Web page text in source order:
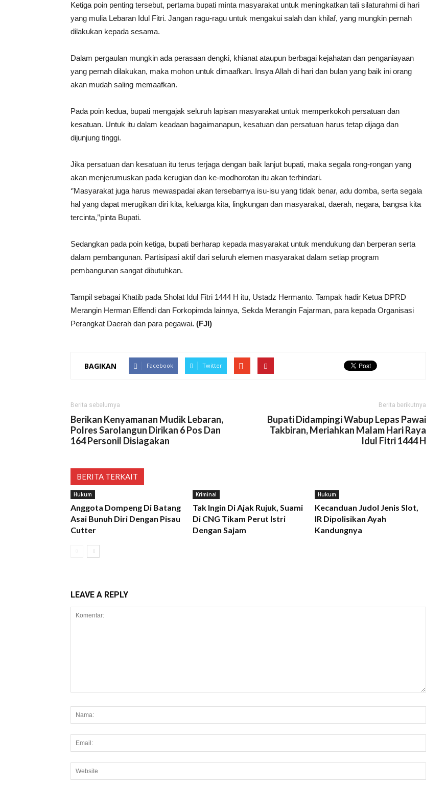
Ketiga poin penting tersebut, pertama bupati minta masyarakat untuk meningkatkan tali silaturahmi di hari
yang mulia Lebaran Idul Fitri. Jangan ragu-ragu untuk mengakui salah dan khilaf, yang mungkin pernah
dilakukan kepada sesama.
Dalam pergaulan mungkin ada perasaan dengki, khianat ataupun berbagai kejahatan dan penganiayaan
yang pernah dilakukan, maka mohon untuk dimaafkan. Insya Allah di hari dan bulan yang baik ini orang
akan mudah saling memaafkan.
Pada poin kedua, bupati mengajak seluruh lapisan masyarakat untuk memperkokoh persatuan dan
kesatuan. Untuk itu dalam keadaan bagaimanapun, kesatuan dan persatuan harus tetap dijaga dan
dijunjung tinggi.
Jika persatuan dan kesatuan itu terus terjaga dengan baik lanjut bupati, maka segala rong-rongan yang
akan menjerumuskan pada kerugian dan ke-modhorotan itu akan terhindari.
‘’Masyarakat juga harus mewaspadai akan tersebarnya isu-isu yang tidak benar, adu domba, serta segala
hal yang dapat merugikan diri kita, keluarga kita, lingkungan dan masyarakat, daerah, negara, bangsa kita
tercinta,’’pinta Bupati.
Sedangkan pada poin ketiga, bupati berharap kepada masyarakat untuk mendukung dan berperan serta
dalam pembangunan. Partisipasi aktif dari seluruh elemen masyarakat dalam setiap program
pembangunan sangat dibutuhkan.
Tampil sebagai Khatib pada Sholat Idul Fitri 1444 H itu, Ustadz Hermanto. Tampak hadir Ketua DPRD
Merangin Herman Effendi dan Forkopimda lainnya, Sekda Merangin Fajarman, para kepada Organisasi
Perangkat Daerah dan para pegawai. (FJI)
BAGIKAN Facebook Twitter
Berita sebelumya
Berikan Kenyamanan Mudik Lebaran,
Polres Sarolangun Dirikan 6 Pos Dan
164 Personil Disiagakan
Berita berikutnya
Bupati Didampingi Wabup Lepas Pawai
Takbiran, Meriahkan Malam Hari Raya
Idul Fitri 1444 H
BERITA TERKAIT
Hukum
Anggota Dompeng Di Batang
Asai Bunuh Diri Dengan Pisau
Cutter
Kriminal
Tak Ingin Di Ajak Rujuk, Suami
Di CNG Tikam Perut Istri
Dengan Sajam
Hukum
Kecanduan Judol Jenis Slot,
IR Dipolisikan Ayah
Kandungnya
LEAVE A REPLY